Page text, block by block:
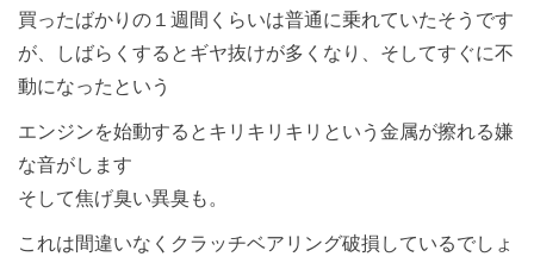
買ったばかりの１週間くらいは普通に乗れていたそうです
が、しばらくするとギヤ抜けが多くなり、そしてすぐに不
動になったという
エンジンを始動するとキリキリキリという金属が擦れる嫌
な音がします
そして焦げ臭い異臭も。
これは間違いなくクラッチベアリング破損しているでしょ